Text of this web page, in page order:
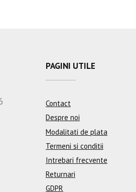
PAGINI UTILE
Contact
Despre noi
Modalitati de plata
Termeni si conditii
Intrebari frecvente
Returnari
GDPR